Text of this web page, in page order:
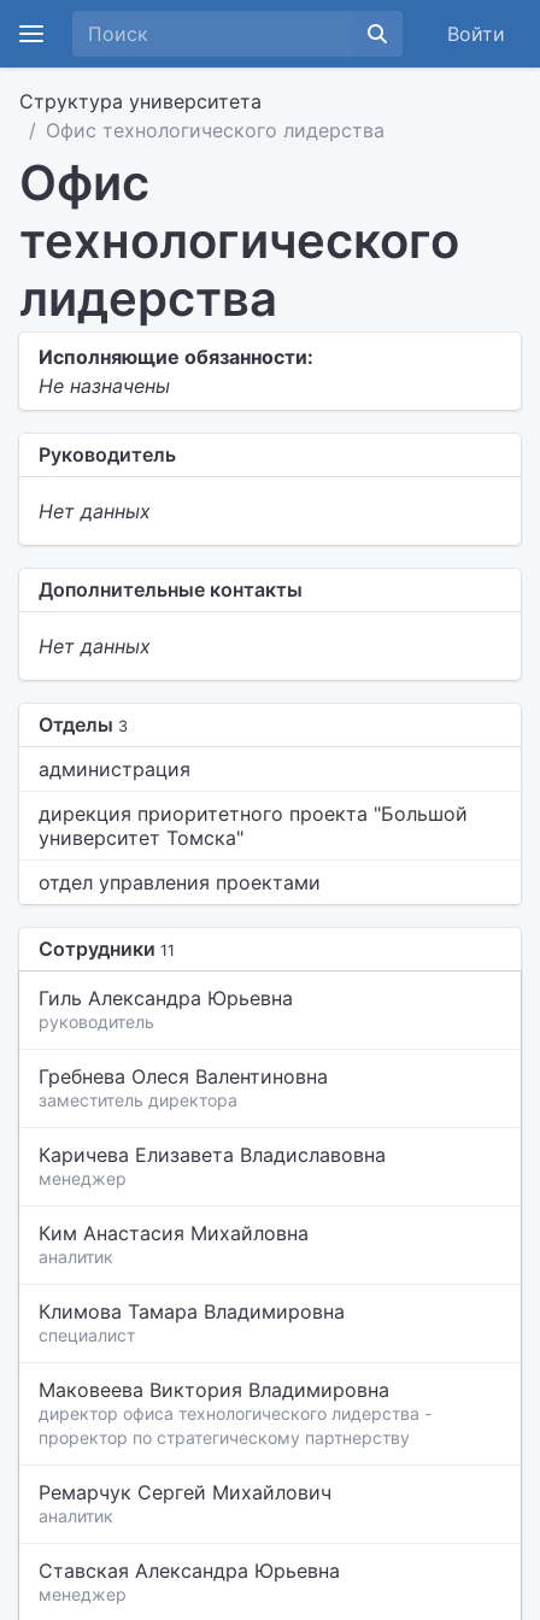
Войти
Структура университета
Офис технологического лидерства
Офис
технологического
лидерства
Исполняющие обязанности:
Не назначены
Руководитель
Нет данных
Дополнительные контакты
Нет данных
Отделы 3
администрация
дирекция приоритетного проекта "Большой
университет Томска"
отдел управления проектами
Сотрудники 11
Гиль Александра Юрьевна
руководитель
Гребнева Олеся Валентиновна
заместитель директора
Каричева Елизавета Владиславовна
менеджер
Ким Анастасия Михайловна
аналитик
Климова Тамара Владимировна
специалист
Маковеева Виктория Владимировна
директор офиса технологического лидерства -
проректор по стратегическому партнерству
Ремарчук Сергей Михайлович
аналитик
Ставская Александра Юрьевна
менеджер